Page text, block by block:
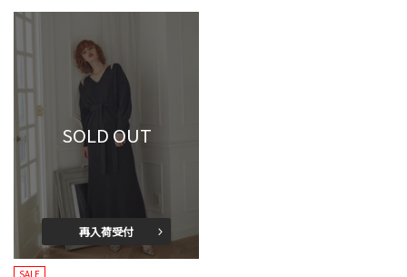
SOLD OUT
再入荷受付
SALE